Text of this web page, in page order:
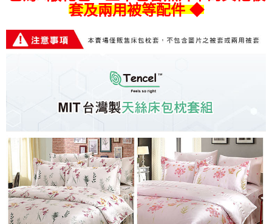
ATM／網路銀行／等多元方式進行付款，方視為交易完成。
購買商品的店家。未經商家同意取消之訂單仍視為有效，需透過AFTEE先享
後付繳納相關費用。
https://netprotections.freshdesk.com/support/home
１．透過由恩沛科技股份有限公司提供之「AFTEE先享後付」服務完成之交
權轉讓予恩沛科技股份有限公司。
２．關於個人資料處理事宜，請瀏覽以下網址：
https://aftee.tw/terms/#terms3
３．未成年的使用者請事先徵得法定代理人或監護人之同意方可使用
「AFTEE先享後付」，若未經同意申辦者引起之損失，本公司不負相關責
任。
４．使用「AFTEE先享後付」時，將依據個別帳號之用戶狀況，依本公司即
時審查核予不同之上限額度；若仍有額度不足之情形，本公司將視審查結果
請求用戶進行身份認證。
套及兩用被等配件 ◆